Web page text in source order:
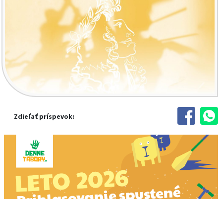
Zdieľať príspevok: